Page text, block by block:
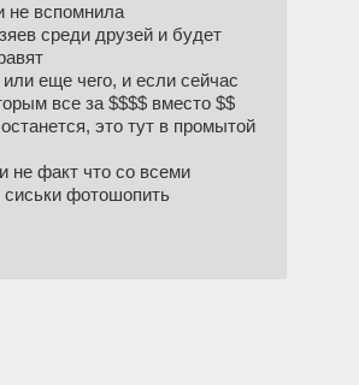
не вспомнила
среди друзей и будет
еще чего, и если сейчас
все за $$$$ вместо $$
это тут в промытой
не факт что со всеми
сиськи фотошопить